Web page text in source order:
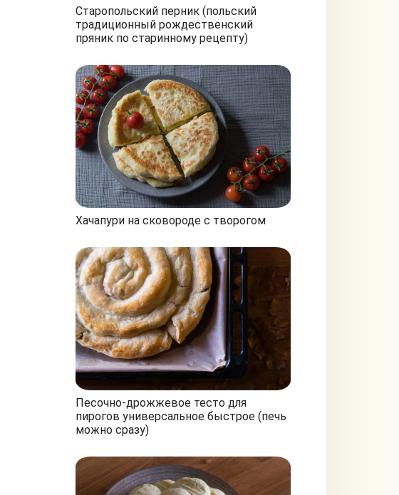
Старопольский перник (польский
традиционный рождественский
пряник по старинному рецепту)
Хачапури на сковороде с творогом
Песочно-дрожжевое тесто для
пирогов универсальное быстрое (печь
можно сразу)